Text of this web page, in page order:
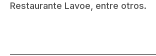
Restaurante Lavoe, entre otros.